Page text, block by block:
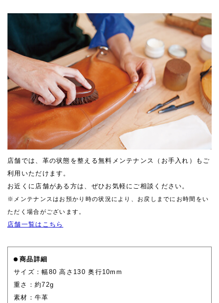
店舗では、革の状態を整える無料メンテナンス（お手入れ）もご
利用いただけます。
お近くに店舗がある方は、ぜひお気軽にご相談ください。
※メンテナンスはお預かり時の状況により、お戻しまでにお時間をい
ただく場合がございます。
店舗一覧はこちら
商品詳細
サイズ：幅80 高さ130 奥行10mm
重さ：約72g
素材：牛革